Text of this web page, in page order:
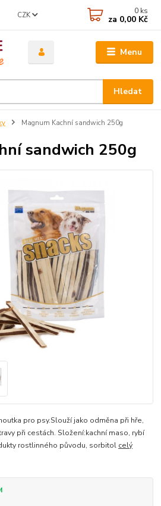
Menu
CZK
Hledat
0 ks
za 0,00 Kč
Magnum Kachní sandwich 250g
sandwich 250g
pro psy.Slouží jako odměna při hře,
při cestách. Složení:kachní maso, rybí
rostlinného původu, sorbitol celý